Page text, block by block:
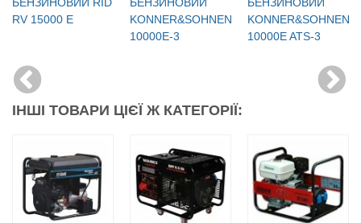
RV 15000 E
KONNER&SOHNEN
10000E-3
KONNER&SOHNEN
10000E ATS-3
ІНШІ ТОВАРИ ЦІЄЇ Ж КАТЕГОРІЇ: